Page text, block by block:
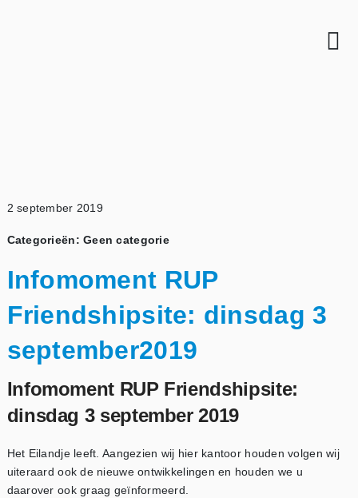
Vastgoedrecht
Omgevingsrecht
Vennootschapsrecht
Arbeidsrecht
Sociaal recht
Internationaal recht
2 september 2019
Categorieën: Geen categorie
Infomoment RUP
Friendshipsite: dinsdag 3
september2019
Infomoment RUP Friendshipsite:
dinsdag 3 september 2019
Het Eilandje leeft. Aangezien wij hier kantoor houden volgen wij
uiteraard ook de nieuwe ontwikkelingen en houden we u
daarover ook graag geïnformeerd.